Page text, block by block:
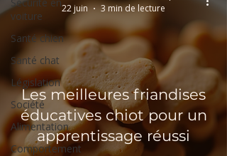
voiture
Santé chien
Santé chat
Législation
Société
Alimentation
Comportement
Les meilleures friandises
éducatives chiot pour un
apprentissage réussi
22 juin
3 min de lecture